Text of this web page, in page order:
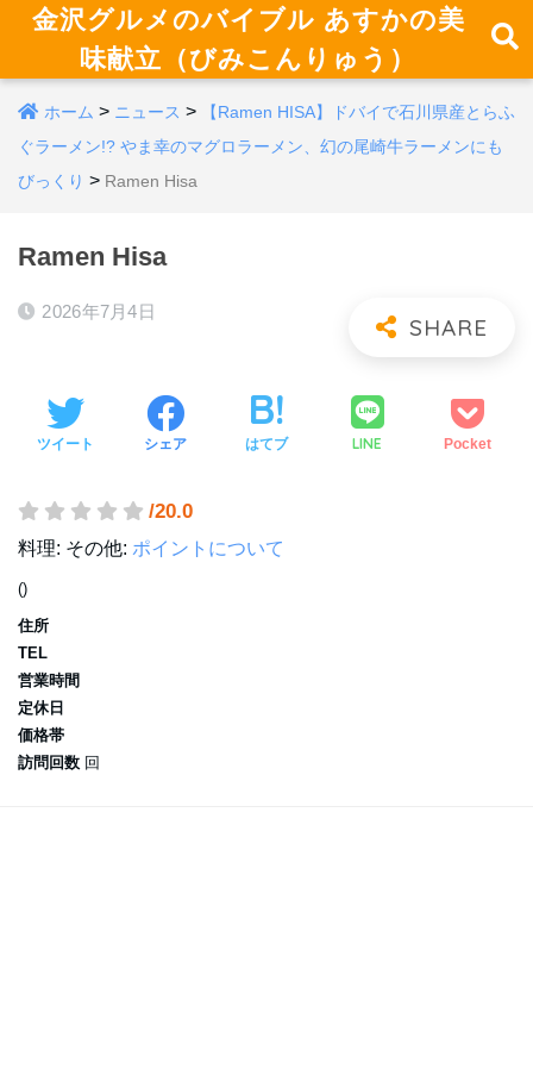
金沢グルメのバイブル あすかの美
味献立（びみこんりゅう）
ホーム > ニュース >
【Ramen HISA】ドバイで石川県産とらふ
ぐラーメン!? やま幸のマグロラーメン、幻の尾崎牛ラーメンにも
びっくり > Ramen Hisa
Ramen Hisa
2026年7月4日
ツイート シェア はてブ LINE Pocket
/20.0
料理: その他: ポイントについて
()
住所
TEL
営業時間
定休日
価格帯
訪問回数 回